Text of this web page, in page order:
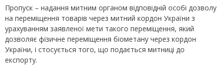
Пропуск – надання митним органом відповідній особі дозволу
на переміщення товарів через митний кордон України з
урахуванням заявленої мети такого переміщення, який
дозволяє фізичне переміщення біометану через кордон
України, і стосується того, що подається митниці до
експорту.